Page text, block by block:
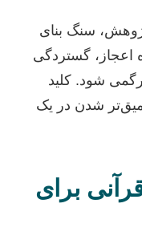
سنگ بنای
اعجاز، گستردگی
شود. کلید
شدن در یک
برای